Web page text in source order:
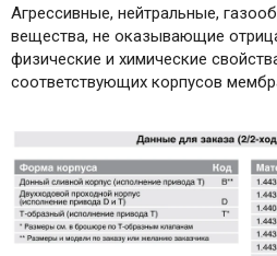
Агрессивные, нейтральные,
вещества, не оказывающие
физические и химические
соответствующих корпусов